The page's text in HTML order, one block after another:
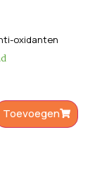
oxidanten
Toevoegen